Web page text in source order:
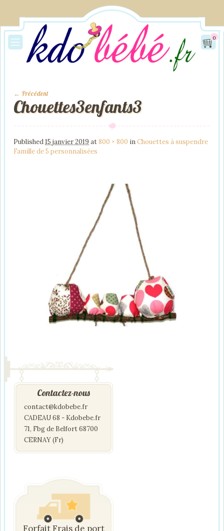
0
Image navigation
← Précédent
Chouettes3enfants3
Published15 janvier 2019 at800 × 800 inChouettes à suspendre
Famille de 5 personnalisées
Contactez-nous
contact@kdobebe.fr
CADEAU 68 - Kdobebe.fr
71, Fbg de Belfort 68700
CERNAY (Fr)
Forfait Frais de port